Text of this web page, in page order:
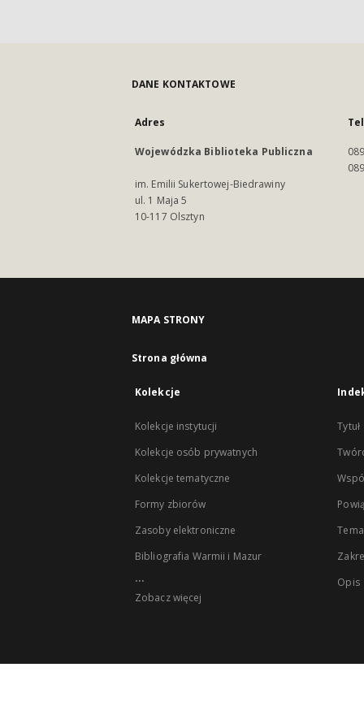
DANE KONTAKTOWE
Adres
Wojewódzka Biblioteka Publiczna
im. Emilii Sukertowej-Biedrawiny
ul. 1 Maja 5
10-117 Olsztyn
MAPA STRONY
Strona główna
Kolekcje
Kolekcje instytucji
Kolekcje osób prywatnych
Kolekcje tematyczne
Formy zbiorów
Zasoby elektroniczne
Bibliografia Warmii i Mazur
...
Zobacz więcej
Tytuł
Opis